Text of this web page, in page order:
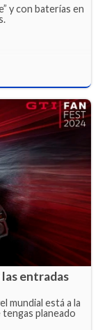
y con baterías en
las entradas
mundial está a la
planeado